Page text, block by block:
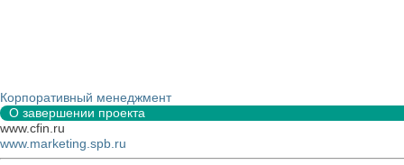
Корпоративный менеджмент
О завершении проекта
www.cfin.ru
www.marketing.spb.ru